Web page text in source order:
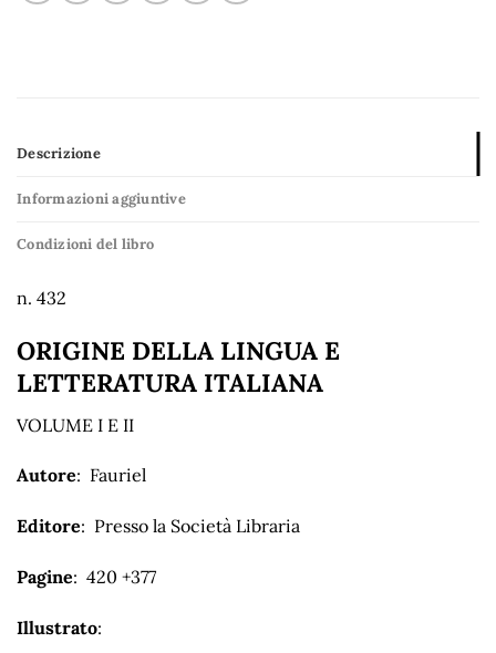
Descrizione
Informazioni aggiuntive
Condizioni del libro
n. 432
ORIGINE DELLA LINGUA E
LETTERATURA ITALIANA
VOLUME I E II
Autore: Fauriel
Editore: Presso la Società Libraria
Pagine: 420 +377
Illustrato: